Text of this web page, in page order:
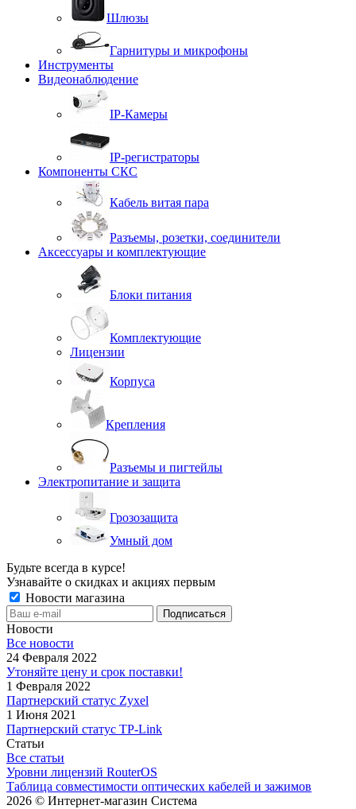
Шлюзы
Гарнитуры и микрофоны
Инструменты
Видеонаблюдение
IP-Камеры
IP-регистраторы
Компоненты СКС
Кабель витая пара
Разъемы, розетки, соединители
Аксессуары и комплектующие
Блоки питания
Комплектующие
Лицензии
Корпуса
Крепления
Разъемы и пигтейлы
Электропитание и защита
Грозозащита
Умный дом
Будьте всегда в курсе!
Узнавайте о скидках и акциях первым
Новости магазина
Новости
Все новости
24 Февраля 2022
Утоняйте цену и срок поставки!
1 Февраля 2022
Партнерский статус Zyxel
1 Июня 2021
Партнерский статус TP-Link
Статьи
Все статьи
Уровни лицензий RouterOS
Таблица совместимости оптических кабелей и зажимов
2026 © Интернет-магазин Система